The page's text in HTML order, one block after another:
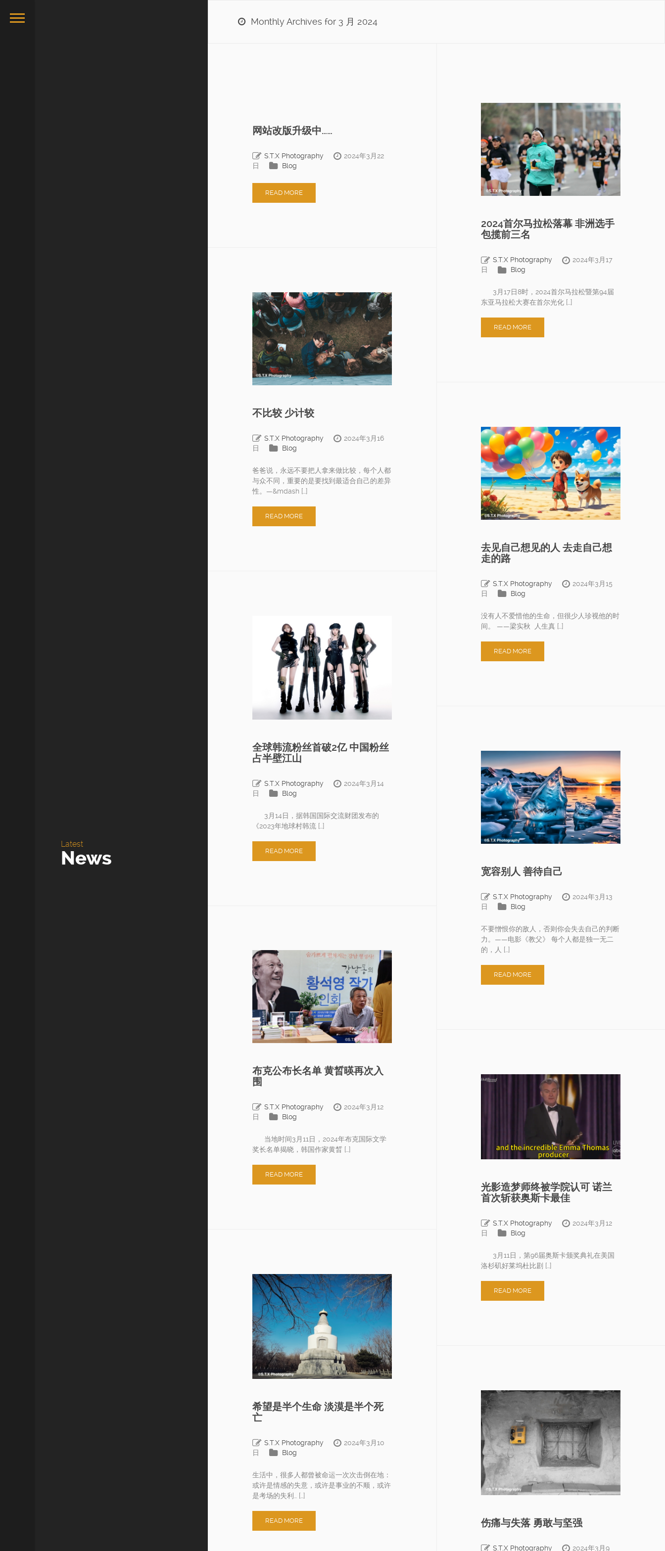
Latest
News
Monthly Archives for 3 月 2024
网站改版升级中……
S.T.X Photography
2024年3月22
日
Blog
READ MORE
2024首尔马拉松落幕 非洲选手
包揽前三名
S.T.X Photography
2024年3月17
日
Blog
3月17日8时，2024首尔马拉松暨第94届
东亚马拉松大赛在首尔光化 […]
READ MORE
不比较 少计较
S.T.X Photography
2024年3月16
日
Blog
爸爸说，永远不要把人拿来做比较，每个人都
与众不同，重要的是要找到最适合自己的差异
性。—&mdash […]
READ MORE
去见自己想见的人 去走自己想
走的路
S.T.X Photography
2024年3月15
日
Blog
没有人不爱惜他的生命，但很少人珍视他的时
间。 ——梁实秋 人生真 […]
READ MORE
全球韩流粉丝首破2亿 中国粉丝
占半壁江山
S.T.X Photography
2024年3月14
日
Blog
3月14日，据韩国国际交流财团发布的
《2023年地球村韩流 […]
READ MORE
宽容别人 善待自己
S.T.X Photography
2024年3月13
日
Blog
不要憎恨你的敌人，否则你会失去自己的判断
力。——电影《教父》 每个人都是独一无二
的，人 […]
READ MORE
布克公布长名单 黄晳暎再次入
围
S.T.X Photography
2024年3月12
日
Blog
当地时间3月11日，2024年布克国际文学
奖长名单揭晓，韩国作家黄晳 […]
READ MORE
光影造梦师终被学院认可 诺兰
首次斩获奥斯卡最佳
S.T.X Photography
2024年3月12
日
Blog
3月11日，第96届奥斯卡颁奖典礼在美国
洛杉矶好莱坞杜比剧 […]
READ MORE
希望是半个生命 淡漠是半个死
亡
S.T.X Photography
2024年3月10
日
Blog
生活中，很多人都曾被命运一次次击倒在地：
或许是情感的失意，或许是事业的不顺，或许
是考场的失利… […]
READ MORE 伤痛与失落 勇敢与坚强
S.T.X Photography 2024年3月9